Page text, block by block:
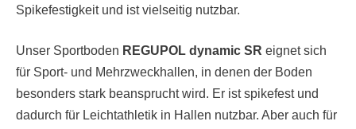
Spikefestigkeit und ist vielseitig nutzbar.
Unser Sportboden REGUPOL dynamic SR eignet sich
für Sport- und Mehrzweckhallen, in denen der Boden
besonders stark beansprucht wird. Er ist spikefest und
dadurch für Leichtathletik in Hallen nutzbar. Aber auch für